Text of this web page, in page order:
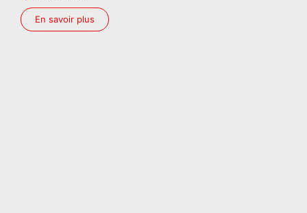
En savoir plus